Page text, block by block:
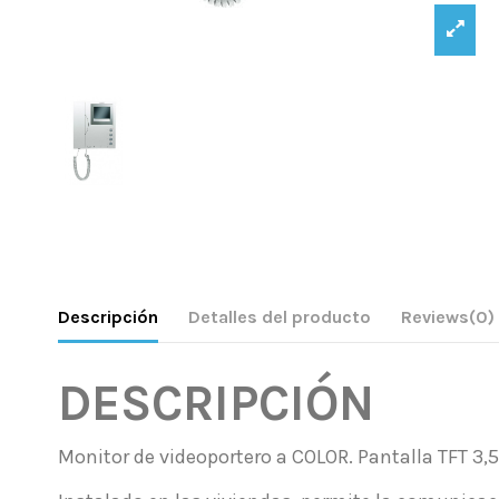
Descripción Detalles del producto Reviews(0)
DESCRIPCIÓN
Monitor de videoportero a COLOR. Pantalla TFT